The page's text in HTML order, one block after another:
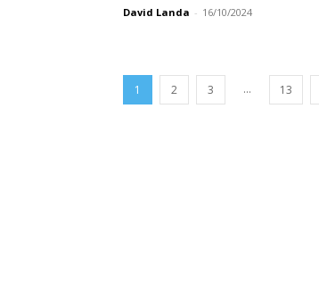
David Landa - 16/10/2024
1 2 3 ... 13